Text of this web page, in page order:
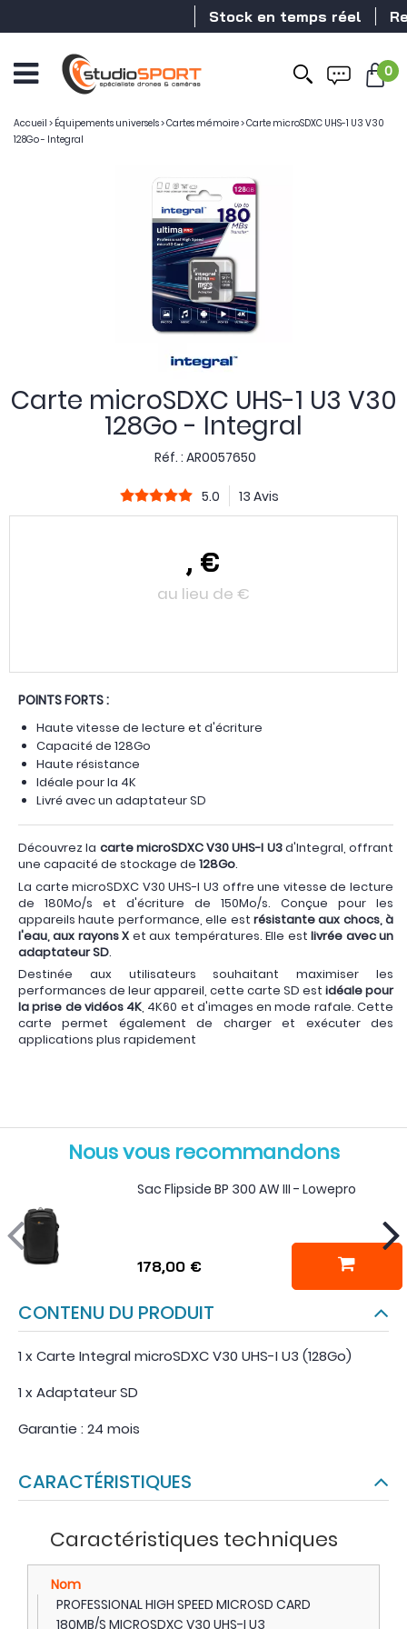
Stock en temps réel
menu
0
Accueil > Équipements universels>Cartes mémoire>Carte microSDXC UHS-1 U3 V30
128Go - Integral
Carte microSDXC UHS-1 U3 V30
128Go - Integral
Réf. : AR0057650
5.0 13 Avis
, €
au lieu de €
POINTS FORTS :
Haute vitesse de lecture et d'écriture
Capacité de 128Go
Haute résistance
Idéale pour la 4K
Livré avec un adaptateur SD
Découvrez la carte microSDXC V30 UHS-I U3d'Integral, offrant
une capacité de stockage de 128Go.
La carte microSDXC V30 UHS-I U3 offre une vitesse de lecture
de 180Mo/s et d'écriture de 150Mo/s. Conçue pour les
appareils haute performance, elle est résistante aux chocs, à
l'eau, aux rayons X et aux températures. Elle estlivrée avec un
adaptateur SD.
Destinée aux utilisateurs souhaitant maximiser les
performances de leur appareil, cette carte SD est idéale pour
la prise de vidéos 4K, 4K60 et d'images en mode rafale. Cette
carte permet également de charger et exécuter des
applications plus rapidement
Nous vous recommandons
Sac Flipside BP 300 AW III - Lowepro
178,00 €
CONTENU DU PRODUIT
1 x Carte Integral microSDXC V30 UHS-I U3 (128Go)
1 x Adaptateur SD
Garantie : 24 mois
CARACTÉRISTIQUES
Caractéristiques techniques
Nom
PROFESSIONAL HIGH SPEED MICROSD CARD
180MB/S MICROSDXC V30 UHS-I U3